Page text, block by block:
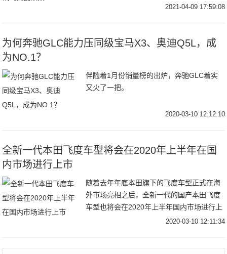
驾驶技术驱动创新,全面赋能行业。域驰智
2021-04-09 17:59:08
为何奔驰GLC能力压同级宝马X3、奥迪Q5L，成
为NO.1？
伴随着1月份销量榜的出炉，奔驰GLC着实
又火了一把。
2020-03-10 12:12:10
全新一代本田飞度车型将会在2020年上半年在国
内市场进行上市
随着去年年底本田旗下的飞度车型正式在海
外市场亮相之后，全新一代的国产本田飞度
车型也将会在2020年上半年国内市场进行上
市，新车车型上市之后将会继续在国内小型
2020-03-10 12:11:34